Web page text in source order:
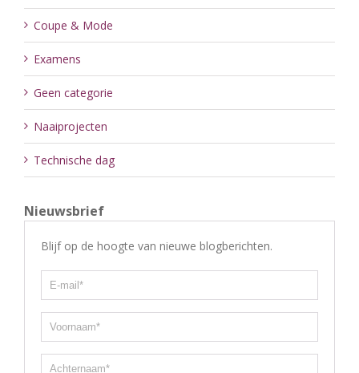
Coupe & Mode
Examens
Geen categorie
Naaiprojecten
Technische dag
Nieuwsbrief
Blijf op de hoogte van nieuwe blogberichten.